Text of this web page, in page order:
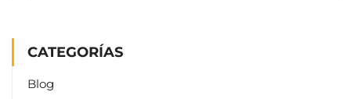
CATEGORÍAS
Blog